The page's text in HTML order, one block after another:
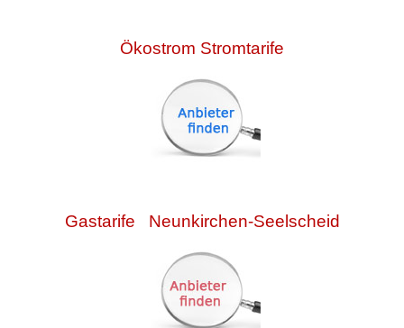
Ökostrom Stromtarife
Gastarife Neunkirchen-Seelscheid